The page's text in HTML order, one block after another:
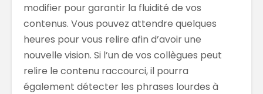
modifier pour garantir la fluidité de vos
contenus. Vous pouvez attendre quelques
heures pour vous relire afin d’avoir une
nouvelle vision. Si l’un de vos collègues peut
relire le contenu raccourci, il pourra
également détecter les phrases lourdes à